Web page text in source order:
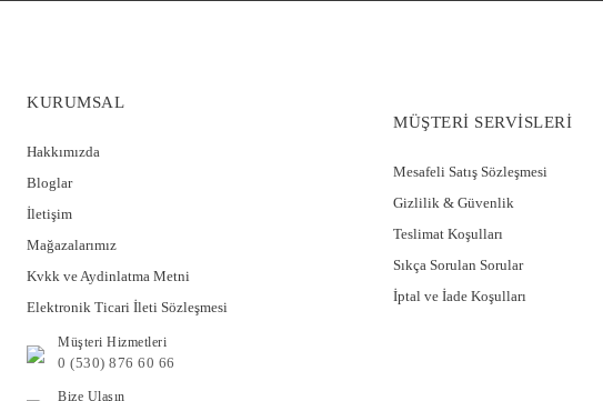
KURUMSAL
Hakkımızda
Bloglar
İletişim
Mağazalarımız
Kvkk ve Aydinlatma Metni
Elektronik Ticari İleti Sözleşmesi
MÜŞTERİ SERVİSLERİ
Mesafeli Satış Sözleşmesi
Gizlilik & Güvenlik
Teslimat Koşulları
Sıkça Sorulan Sorular
İptal ve İade Koşulları
Müşteri Hizmetleri
0 (530) 876 60 66
Bize Ulaşın